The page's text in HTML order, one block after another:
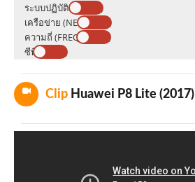
ระบบปฏิบัติการ (OS)
เครือข่าย (NETWORK)
ความถี่ (FREQUENCY)
ซีพียู (CPU)
Clip Huawei P8 Lite (2017)